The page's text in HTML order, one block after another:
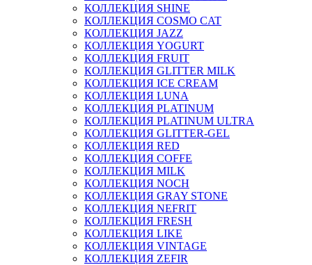
КОЛЛЕКЦИЯ SHINE
КОЛЛЕКЦИЯ COSMO CAT
КОЛЛЕКЦИЯ JAZZ
КОЛЛЕКЦИЯ YOGURT
КОЛЛЕКЦИЯ FRUIT
КОЛЛЕКЦИЯ GLITTER MILK
КОЛЛЕКЦИЯ ICE CREAM
КОЛЛЕКЦИЯ LUNA
КОЛЛЕКЦИЯ PLATINUM
КОЛЛЕКЦИЯ PLATINUM ULTRA
КОЛЛЕКЦИЯ GLITTER-GEL
КОЛЛЕКЦИЯ RED
КОЛЛЕКЦИЯ COFFE
КОЛЛЕКЦИЯ MILK
КОЛЛЕКЦИЯ NOCH
КОЛЛЕКЦИЯ GRAY STONE
КОЛЛЕКЦИЯ NEFRIT
КОЛЛЕКЦИЯ FRESH
КОЛЛЕКЦИЯ LIKE
КОЛЛЕКЦИЯ VINTAGE
КОЛЛЕКЦИЯ ZEFIR